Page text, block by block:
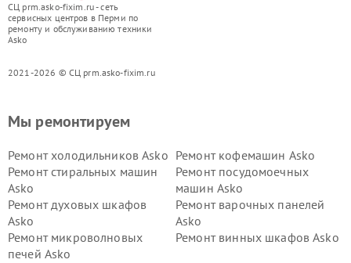
СЦ prm.asko-fixim.ru - сеть
сервисных центров в Перми по
ремонту и обслуживанию техники
Asko
2021-2026 © СЦ prm.asko-fixim.ru
Мы ремонтируем
Ремонт холодильников Asko Ремонт кофемашин Asko
Ремонт стиральных машин
Asko
Ремонт посудомоечных
машин Asko
Ремонт духовых шкафов
Asko
Ремонт варочных панелей
Asko
Ремонт микроволновых
печей Asko
Ремонт винных шкафов Asko